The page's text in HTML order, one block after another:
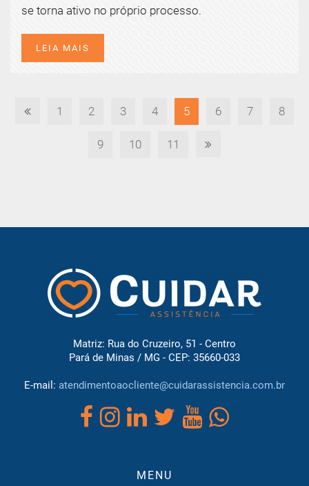
se torna ativo no próprio processo.
LEIA MAIS
1 2 3 4 5 6 7 8
9 10 11
Matriz: Rua do Cruzeiro, 51 - Centro
Pará de Minas / MG - CEP: 35660-033
E-mail: atendimentoaocliente@cuidarassistencia.com.br
MENU